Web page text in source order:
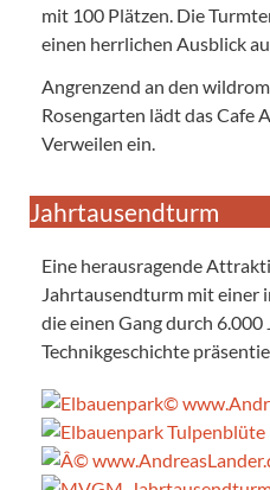
mit 100 Plätzen. Die
einen herrlichen Ausblick
Angrenzend an den
Rosengarten lädt das Cafe
Verweilen ein.
Jahrtausendturm
Eine herausragende
Jahrtausendturm mit einer
die einen Gang durch
Technikgeschichte